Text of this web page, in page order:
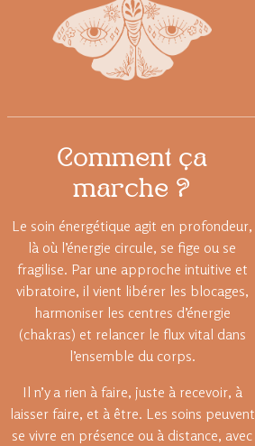
Comment ça
marche ?
Le soin énergétique agit en profondeur,
là où l’énergie circule, se fige ou se
fragilise. Par une approche intuitive et
vibratoire, il vient libérer les blocages,
harmoniser les centres d’énergie
(chakras) et relancer le flux vital dans
l’ensemble du corps.
Il n’y a rien à faire, juste à recevoir, à
laisser faire, et à être. Les soins peuvent
se vivre en présence ou à distance, avec